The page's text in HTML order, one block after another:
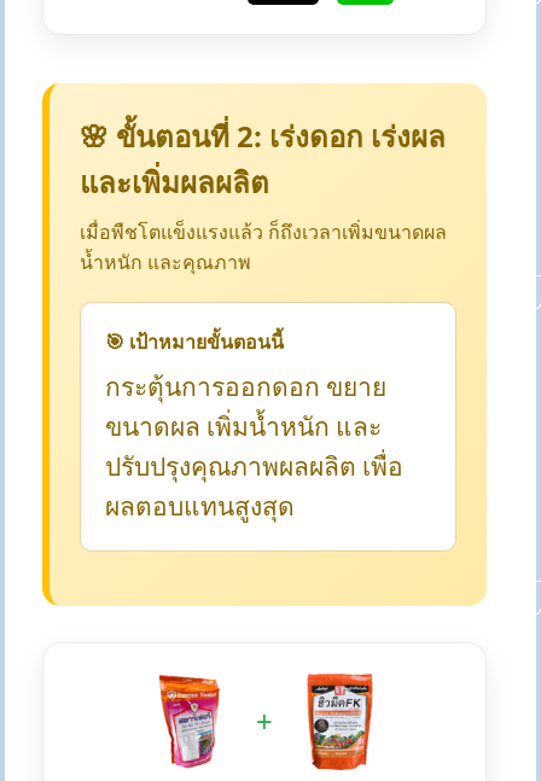
🌸 ขั้นตอนที่ 2: เร่งดอก เร่งผล
และเพิ่มผลผลิต
เมื่อพืชโตแข็งแรงแล้ว ก็ถึงเวลาเพิ่มขนาดผล
น้ำหนัก และคุณภาพ
🎯 เป้าหมายขั้นตอนนี้
กระตุ้นการออกดอก ขยาย
ขนาดผล เพิ่มน้ำหนัก และ
ปรับปรุงคุณภาพผลผลิต เพื่อ
ผลตอบแทนสูงสุด
+